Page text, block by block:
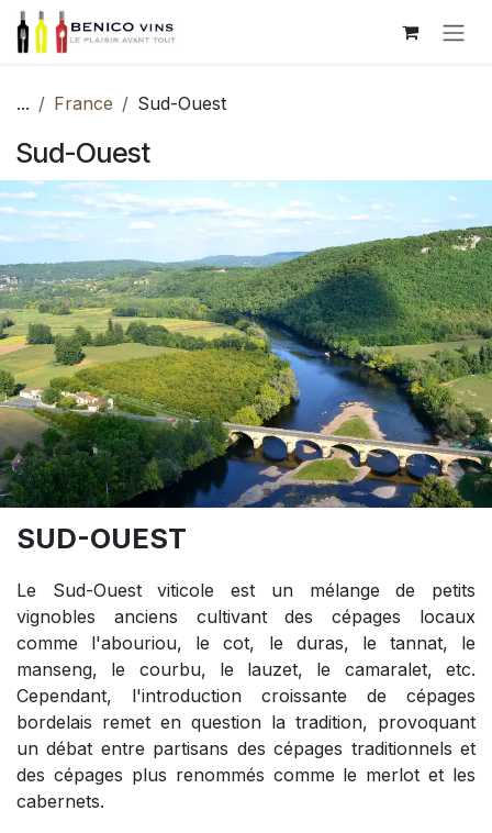
Se rendre au contenu
... France Sud-Ouest
Sud-Ouest
SUD-OUEST
Le Sud-Ouest viticole est un mélange de petits
vignobles anciens cultivant des cépages locaux
comme l'abouriou, le cot, le duras, le tannat, le
manseng, le courbu, le lauzet, le camaralet, etc.
Cependant, l'introduction croissante de cépages
bordelais remet en question la tradition, provoquant
un débat entre partisans des cépages traditionnels et
des cépages plus renommés comme le merlot et les
cabernets.